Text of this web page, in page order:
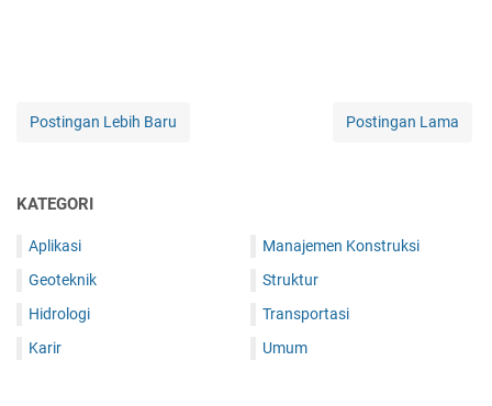
Postingan Lebih Baru Postingan Lama
KATEGORI
Aplikasi
Geoteknik
Hidrologi
Karir
Manajemen Konstruksi
Struktur
Transportasi
Umum